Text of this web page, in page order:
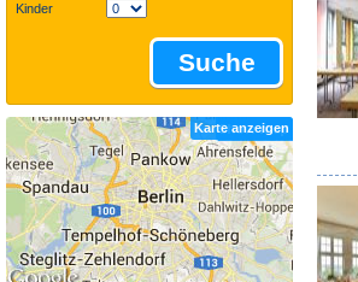
Kinder
Suche
Karte anzeigen